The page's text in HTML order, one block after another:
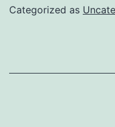
Categorized as